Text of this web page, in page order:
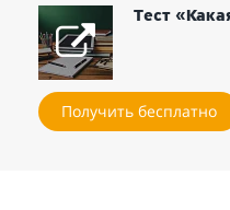
Тест
Получить бесплатно